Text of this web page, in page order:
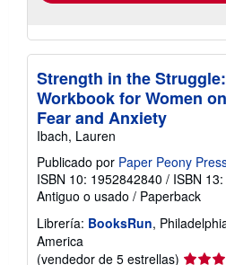
Strength in the
Workbook for Women
Fear and Anxiety
Ibach, Lauren
Publicado por Paper Peony
ISBN 10: 1952842840 / ISBN
Antiguo o usado / Paperback
Librería: BooksRun,
America
(vendedor de 5 estrellas)